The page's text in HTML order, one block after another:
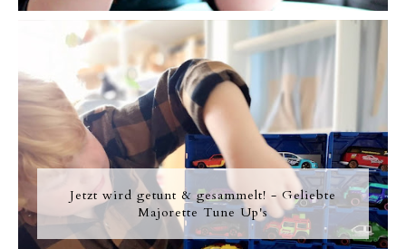
Jetzt wird getunt & gesammelt! - Geliebte
Majorette Tune Up's